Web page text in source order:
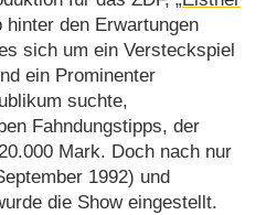
hinter den Erwartungen
sich um ein Versteckspiel
ein Prominenter
suchte,
Fahndungstipps, der
Mark. Doch nach nur
1992) und
die Show eingestellt.